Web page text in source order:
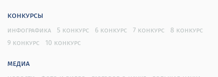
Институт клеточной биологии и нейробиологии
освоены методы работы с эмбриональными
стволовыми клетками мыши, проведены научные
конкурсы
инфографика 5 конкурс 6 конкурс 7 конкурс
8 конкурс
9 конкурс
10 конкурс
медиа